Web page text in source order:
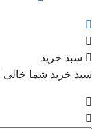
سبد خرید
سبد خرید شما